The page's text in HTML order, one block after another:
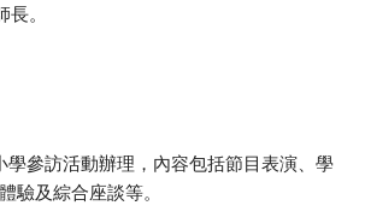
。
學參訪活動辦理，內容包括節目表演、學
驗及綜合座談等。